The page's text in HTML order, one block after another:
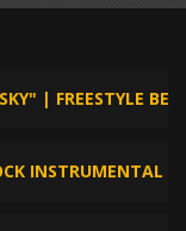
| FREESTYLE
INSTRUMENTAL